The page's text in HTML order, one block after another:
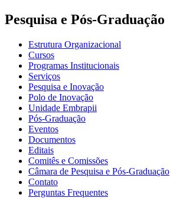
Pesquisa e Pós-Graduação
Estrutura Organizacional
Cursos
Programas Institucionais
Serviços
Pesquisa e Inovação
Polo de Inovação
Unidade Embrapii
Pós-Graduação
Eventos
Documentos
Editais
Comitês e Comissões
Câmara de Pesquisa e Pós-Graduação
Contato
Perguntas Frequentes